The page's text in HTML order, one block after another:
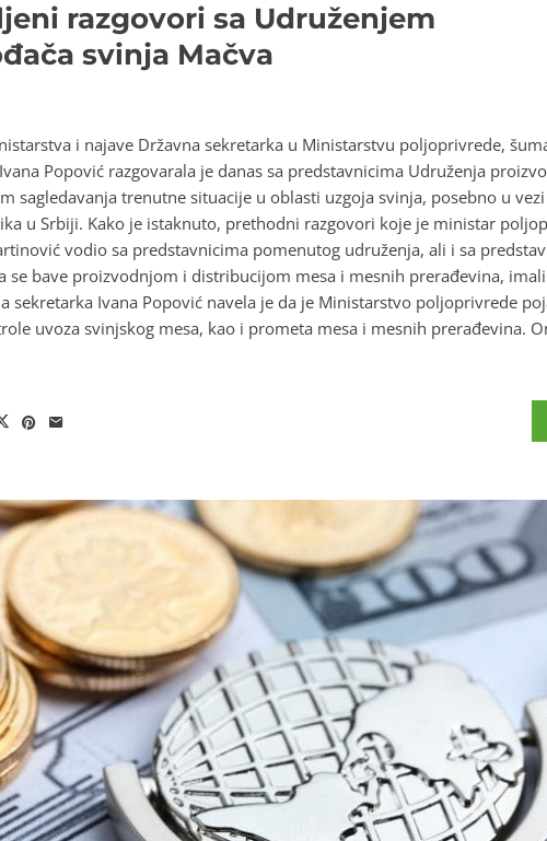
razgovori sa Udruženjem
svinja Mačva
i najave Državna sekretarka u Ministarstvu poljoprivrede,
Popović razgovarala je danas sa predstavnicima Udruženja
sagledavanja trenutne situacije u oblasti uzgoja svinja, posebno u
u Srbiji. Kako je istaknuto, prethodni razgovori koje je ministar
vodio sa predstavnicima pomenutog udruženja, ali i sa
se bave proizvodnjom i distribucijom mesa i mesnih prerađevina,
sekretarka Ivana Popović navela je da je Ministarstvo poljoprivrede
uvoza svinjskog mesa, kao i prometa mesa i mesnih prerađevina.